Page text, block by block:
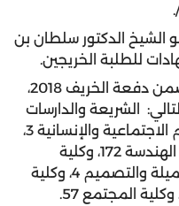
الدكتور سلطان بن
للطلبة الخريجين.
وبلغ عدد الطلاب الخريجين ضمن دفعة الخريف 2018،
الشريعة والدارسات
الإسلامية 15، والآداب والعلوم الاجتماعية والإنسانية 3،
وكلية إدارة الأعمال 31، وكلية الهندسة 172، وكلية
القانون 59، وكلية الفنون الجميلة والتصميم 4، وكلية